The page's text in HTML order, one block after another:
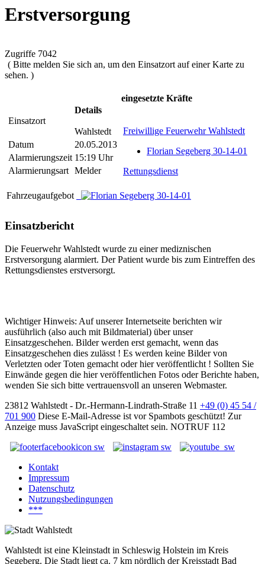
Erstversorgung
Zugriffe 7042
( Bitte melden Sie sich an, um den Einsatzort auf einer Karte zu
sehen. )
Einsatzort
Details
Wahlstedt
Datum
20.05.2013
Alarmierungszeit 15:19 Uhr
Alarmierungsart Melder
eingesetzte Kräfte
Freiwillige Feuerwehr Wahlstedt
Florian Segeberg 30-14-01
Rettungsdienst
Fahrzeugaufgebot
Einsatzbericht
Die Feuerwehr Wahlstedt wurde zu einer mediznischen
Erstversorgung alarmiert. Der Patient wurde bis zum Eintreffen des
Rettungsdienstes erstversorgt.
Wichtiger Hinweis: Auf unserer Internetseite berichten wir
ausführlich (also auch mit Bildmaterial) über unser
Einsatzgeschehen. Bilder werden erst gemacht, wenn das
Einsatzgeschehen dies zulässt ! Es werden keine Bilder von
Verletzten oder Toten gemacht oder hier veröffentlicht ! Sollten Sie
Einwände gegen die hier veröffentlichen Fotos oder Berichte haben,
wenden Sie sich bitte vertrauensvoll an unseren Webmaster.
23812 Wahlstedt - Dr.-Hermann-Lindrath-Straße 11 +49 (0) 45 54 /
701 900 Diese E-Mail-Adresse ist vor Spambots geschützt! Zur
Anzeige muss JavaScript eingeschaltet sein. NOTRUF 112
Kontakt
Impressum
Datenschutz
Nutzungsbedingungen
***
Wahlstedt ist eine Kleinstadt in Schleswig Holstein im Kreis
Segeberg. Die Stadt liegt ca. 7 km nördlich der Kreisstadt Bad